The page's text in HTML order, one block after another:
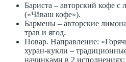
Бариста – авторский кофе
(«Чăваш кофе»).
Бармены – авторские
трав и ягод.
Повар. Направление:
хуран-кукли –
начинками в 2